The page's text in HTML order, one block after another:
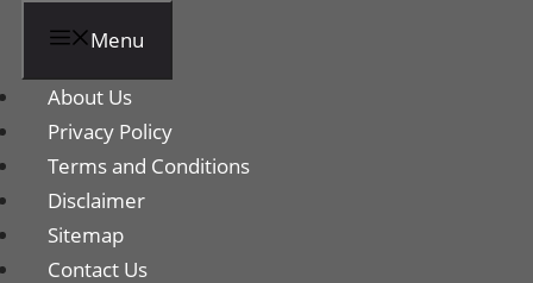
Menu
About Us
Privacy Policy
Terms and Conditions
Disclaimer
Sitemap
Contact Us